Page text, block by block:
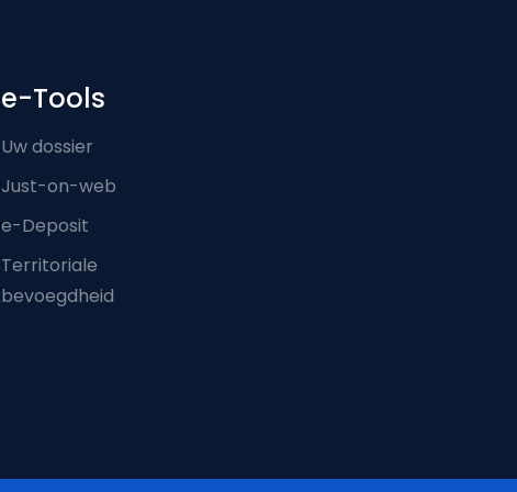
e-Tools
Uw dossier
Just-on-web
e-Deposit
Territoriale
bevoegdheid